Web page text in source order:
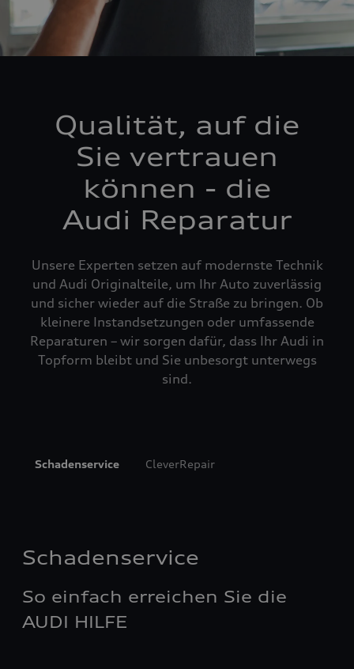
Qualität, auf die
Sie vertrauen
können - die
Audi Reparatur
Unsere Experten setzen auf modernste Technik
und Audi Originalteile, um Ihr Auto zuverlässig
und sicher wieder auf die Straße zu bringen. Ob
kleinere Instandsetzungen oder umfassende
Reparaturen – wir sorgen dafür, dass Ihr Audi in
Topform bleibt und Sie unbesorgt unterwegs
sind.
Schadenservice CleverRepair
Schadenservice
So einfach erreichen Sie die
AUDI HILFE